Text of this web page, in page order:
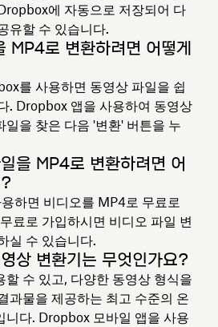
에 자동으로 저장되어 다
유할 수 있습니다.
MP4로 변환하려면 어떻게
를 사용하면 동영상 파일을 쉽
. Dropbox 앱을 사용하여 동영상
일을 찾은 다음 '변환' 버튼을 누
을 MP4로 변환하려면 어
하면 비디오를 MP4로 무료로
료로 가입하시면 비디오 파일 변
실 수 있습니다.
상 변환기는 무엇인가요?
수 있고, 다양한 동영상 형식을
과물을 제공하는 최고 수준의 온
니다. Dropbox 모바일 앱을 사용